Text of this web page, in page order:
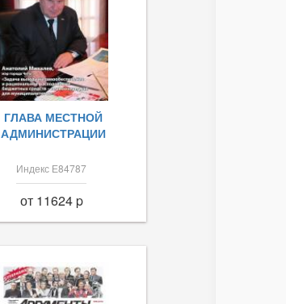
ГЛАВА МЕСТНОЙ
АДМИНИСТРАЦИИ
Индекс Е84787
от 11624 p